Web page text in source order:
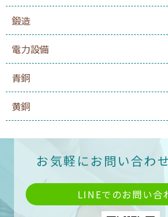
鍛造
電力設備
青銅
黄銅
お気軽にお問い合わ
LINEでのお問い合